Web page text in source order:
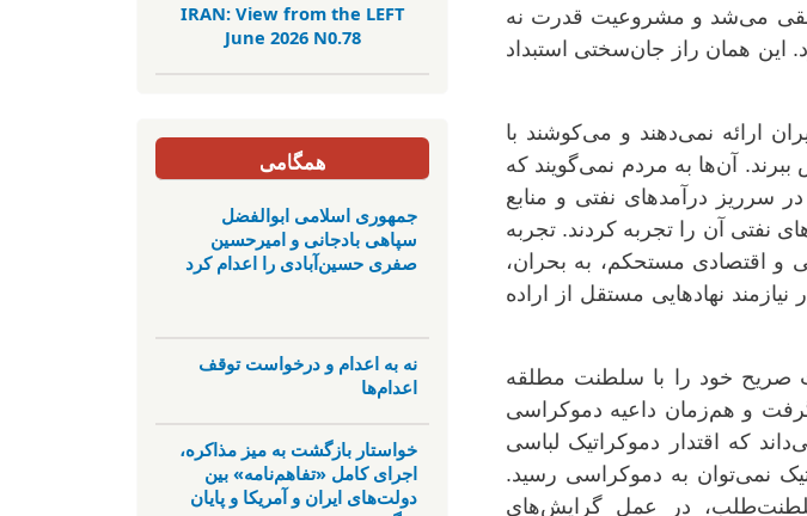
تلقی می‌شد و مشروعیت قدرت نه
این همان راز جان‌سختی استبداد
ارائه نمی‌دهند و می‌کوشند با
آن‌ها به مردم نمی‌گویند که
سرریز درآمدهای نفتی و منابع
نفتی آن را تجربه کردند. تجربه
و اقتصادی مستحکم، به بحران،
نهادهایی مستقل از اراده
خود را با سلطنت مطلقه
گرفت و هم‌زمان داعیه دموکراسی
که اقتدار دموکراتیک لباسی
نمی‌توان به دموکراسی رسید.
در عمل گرایش‌های
IRAN: View from the LEFT
June 2026 N0.78
همگامی
جمهوری اسلامی ابوالفضل
سپاهی بادجانی و امیرحسین
صفری حسین‌آبادی را اعدام کرد
نه به اعدام و درخواست توقف
اعدام‌ها
خواستار بازگشت به میز مذاکره،
اجرای کامل «تفاهم‌نامه» بین
دولت‌های ایران و آمریکا و پایان